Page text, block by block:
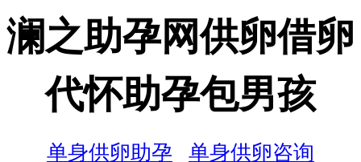
澜之助孕网供卵借卵
代怀助孕包男孩
单身供卵助孕
单身供卵咨询